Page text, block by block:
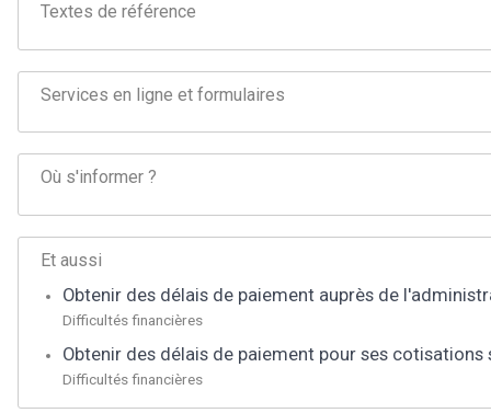
Textes de référence
Services en ligne et formulaires
Où s'informer ?
Et aussi
Obtenir des délais de paiement auprès de
Difficultés financières
Obtenir des délais de paiement pour ses
Difficultés financières